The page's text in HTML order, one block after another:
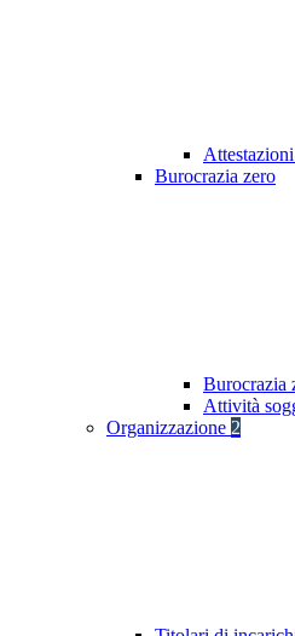
Burocrazia zero
Burocrazia
Attività
Organizzazione 2